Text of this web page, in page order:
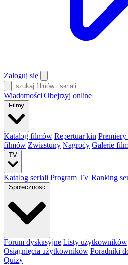
Zaloguj się
Wiadomości Obejrzyj online
Filmy
Katalog filmów Repertuar kin
filmów Zwiastuny Nagrody Galerie
TV
Katalog seriali Program TV Ranking
Społeczność
Forum dyskusyjne Listy użytkowników
Osiągnięcia użytkowników Poradniki
Quizy